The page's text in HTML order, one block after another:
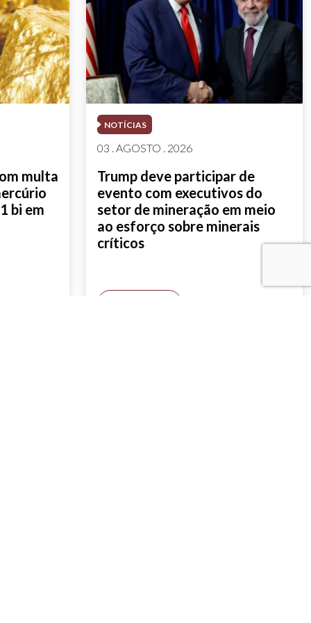
multa
bi em
NOTÍCIAS
03 . AGOSTO . 2026
Trump deve participar de
evento com executivos do
setor de mineração em meio
ao esforço sobre minerais
críticos